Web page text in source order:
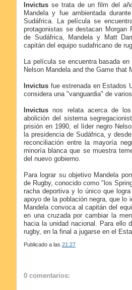
Invictus se trata de un film del
Mandela y fue ambientada
Sudáfrica. La película se
protagonistas se destacan Morgan
de Sudáfrica, Mandela y Matt
capitán del equipo sudafricano de
La película se encuentra basada
Nelson Mandela and the Game that
Invictus fue estrenada en Estados
considera una "vanguardia" de
Invictus nos relata acerca de
abolición del sistema
prisión en 1990, el líder negro
la presidencia de Sudáfrica, y
reconciliación entre la mayoría
minoría blanca que se muestra
del nuevo gobierno.
Para lograr su objetivo Mandela
de Rugby, conocido como "los
racha deportiva y lo único que
apoyo de la población negra, que lo
Mandela convoca al capitán del
en una cruzada por cambiar la
hacia la unidad nacional. Para ello
rugby, en la final a jugarse en el
Publicado a las 21:27
0 comentarios: